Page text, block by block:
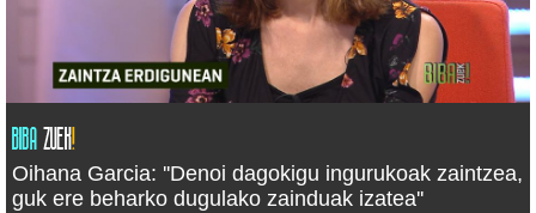
Oihana Garcia: ''Denoi dagokigu ingurukoak zaintzea,
guk ere beharko dugulako zainduak izatea''